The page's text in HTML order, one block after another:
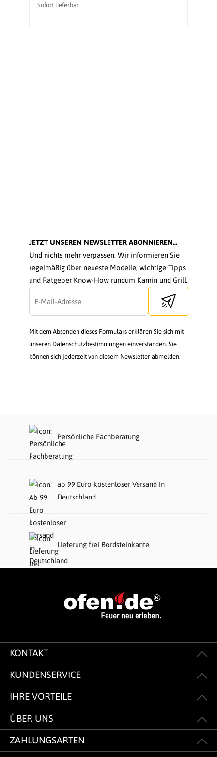
Sofort lieferbar
JETZT UNSEREN NEWSLETTER ABONNIEREN...
Und nichts mehr verpassen. Wir informieren Sie
regelmäßig über neueste Modelle, wichtige Tipps
und Ratgeber Know-How rundum Kamin und Grill.
Send newsletter
Mit dem Absenden dieses Formulars erklären Sie sich mit
unseren Datenschutzbestimmungen einverstanden. Sie
können sich jederzeit von diesem Newsletter abmelden.
Persönliche Fachberatung
ab 99 Euro kostenloser Versand in
Deutschland
Lieferung frei Bordsteinkante
KONTAKT
KUNDENSERVICE
IHRE VORTEILE
ÜBER UNS
ZAHLUNGSARTEN